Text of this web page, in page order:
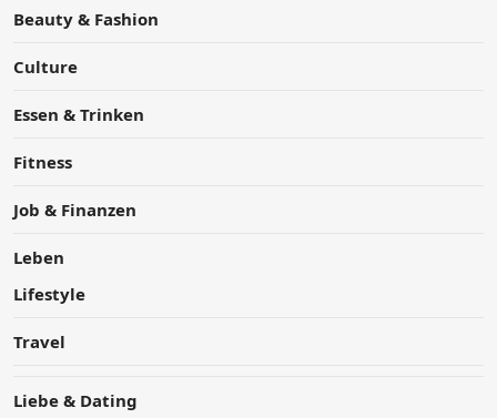
Beauty & Fashion
Culture
Essen & Trinken
Fitness
Job & Finanzen
Leben
Lifestyle
Travel
Liebe & Dating